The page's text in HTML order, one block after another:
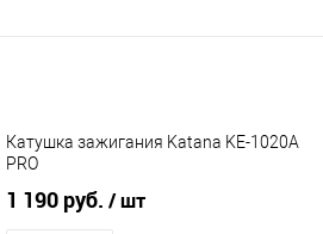
Катушка зажигания Katana KE-1020A
PRO
1 190 руб. / шт